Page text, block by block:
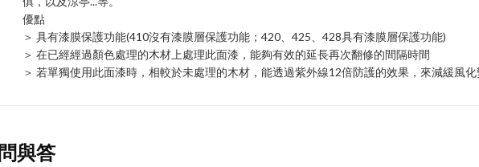
優點
＞ 具有漆膜保護功能(410沒有漆膜層保護功能；420、425、428具有漆膜層保護功能)
＞ 在已經經過顏色處理的木材上處理此面漆，能夠有效的延長再次翻修的間隔時間
＞ 若單獨使用此面漆時，相較於未處理的木材，能透過紫外線12倍防護的效果，來減緩風
問與答